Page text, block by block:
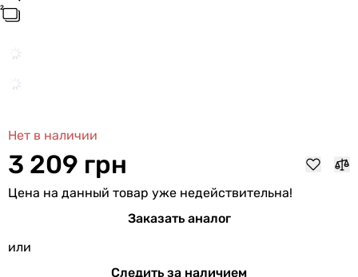
Нет в наличии
3 209 грн
Цена на данный товар уже недействительна!
Заказать аналог
или
Следить за наличием